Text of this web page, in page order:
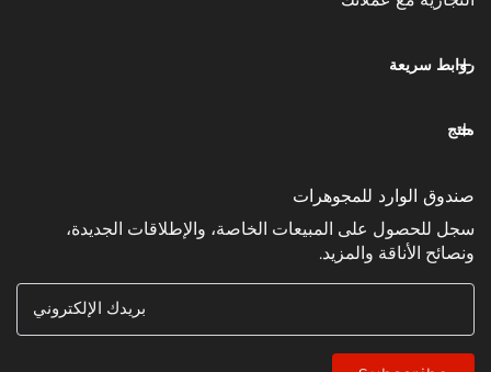
للمجوهرات
على المبيعات الخاصة، والإطلاقات الجديدة،
والمزيد.
بريدك الإلكتروني